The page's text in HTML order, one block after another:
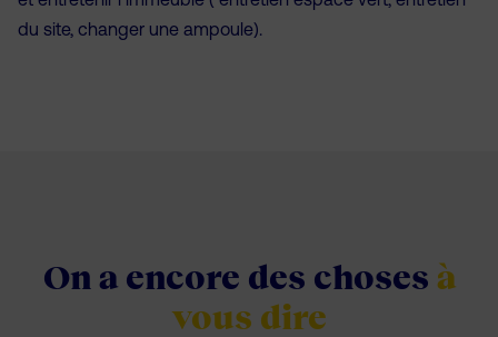
du site, changer une ampoule).
On a encore des choses à
vous dire